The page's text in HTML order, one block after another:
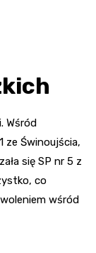
Wśród
ze Świnoujścia,
się SP nr 5 z
co
wśród